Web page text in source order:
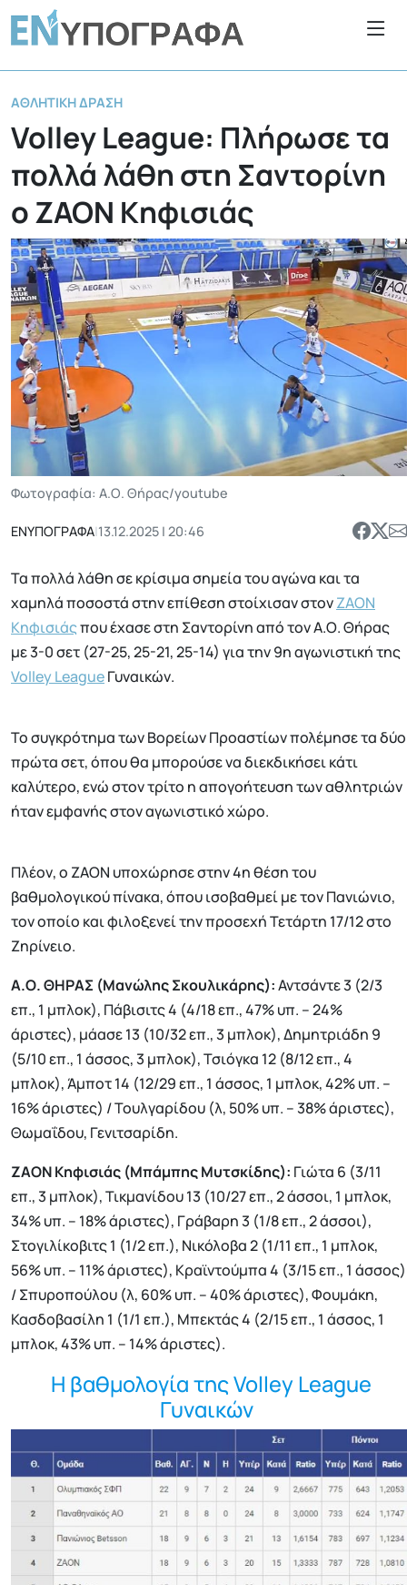
ΑΘΛΗΤΙΚΉ ΔΡΆΣΗ
Volley League: Πλήρωσε τα
πολλά λάθη στη Σαντορίνη
ο ΖΑΟΝ Κηφισιάς
Φωτογραφία: Α.Ο. Θήρας/youtube
ΕΝΥΠΟΓΡΑΦΑ|13.12.2025 | 20:46
Τα πολλά λάθη σε κρίσιμα σημεία του αγώνα και τα
χαμηλά ποσοστά στην επίθεση στοίχισαν στονΖΑΟΝ
Κηφισιάςπου έχασε στη Σαντορίνη από τον Α.Ο. Θήρας
με 3-0 σετ (27-25, 25-21, 25-14) για την 9η αγωνιστική της
Volley LeagueΓυναικών.
Το συγκρότημα των Βορείων Προαστίων πολέμησε τα δύο
πρώτα σετ, όπου θα μπορούσε να διεκδικήσει κάτι
καλύτερο, ενώ στον τρίτο η απογοήτευση των αθλητριών
ήταν εμφανής στον αγωνιστικό χώρο.
Πλέον, ο ΖΑΟΝ υποχώρησε στην 4η θέση του
βαθμολογικού πίνακα, όπου ισοβαθμεί με τον Πανιώνιο,
τον οποίο και φιλοξενεί την προσεχή Τετάρτη 17/12 στο
Ζηρίνειο.
Α.Ο. ΘΗΡΑΣ (Μανώλης Σκουλικάρης):Αντσάντε 3 (2/3
επ., 1 μπλοκ), Πάβισιτς 4 (4/18 επ., 47% υπ. – 24%
άριστες), μάασε 13 (10/32 επ., 3 μπλοκ), Δημητριάδη 9
(5/10 επ., 1 άσσος, 3 μπλοκ), Τσιόγκα 12 (8/12 επ., 4
μπλοκ), Άμποτ 14 (12/29 επ., 1 άσσος, 1 μπλοκ, 42% υπ. –
16% άριστες) / Τουλγαρίδου (λ, 50% υπ. – 38% άριστες),
Θωμαΐδου, Γενιτσαρίδη.
ΖΑΟΝ Κηφισιάς (Μπάμπης Μυτσκίδης): Γιώτα 6 (3/11
επ., 3 μπλοκ), Τικμανίδου 13 (10/27 επ., 2 άσσοι, 1 μπλοκ,
34% υπ. – 18% άριστες), Γράβαρη 3 (1/8 επ., 2 άσσοι),
Στογιλίκοβιτς 1 (1/2 επ.), Νικόλοβα 2 (1/11 επ., 1 μπλοκ,
56% υπ. – 11% άριστες), Κραϊντούμπα 4 (3/15 επ., 1 άσσος)
/ Σπυροπούλου (λ, 60% υπ. – 40% άριστες), Φουμάκη,
Κασδοβασίλη 1 (1/1 επ.), Μπεκτάς 4 (2/15 επ., 1 άσσος, 1
μπλοκ, 43% υπ. – 14% άριστες).
Η βαθμολογία της Volley League
Γυναικών